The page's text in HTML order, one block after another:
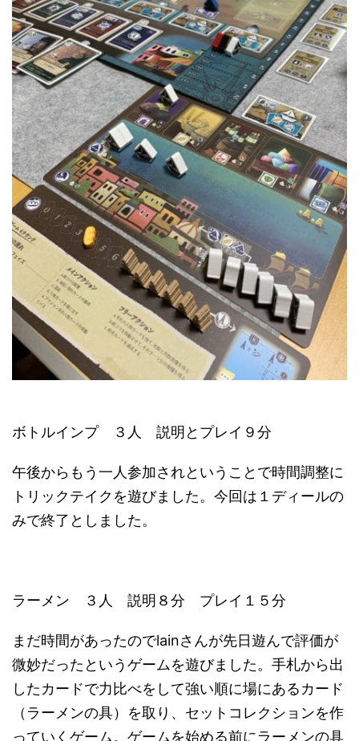
ボトルインプ ３人 説明とプレイ９分
午後からもう一人参加されということで時間調整に
トリックテイクを遊びました。今回は１ディールの
みで終了としました。
ラーメン ３人 説明８分 プレイ１５分
まだ時間があったのでlainさんが先日遊んで評価が
微妙だったというゲームを遊びました。手札から出
したカードで力比べをして強い順に場にあるカード
（ラーメンの具）を取り、セットコレクションを作
っていくゲーム。ゲームを始める前にラーメンの具